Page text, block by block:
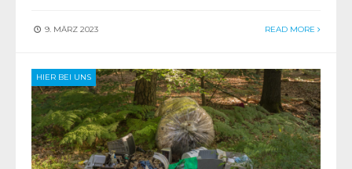
9. MÄRZ 2023 READ MORE
HIER BEI UNS